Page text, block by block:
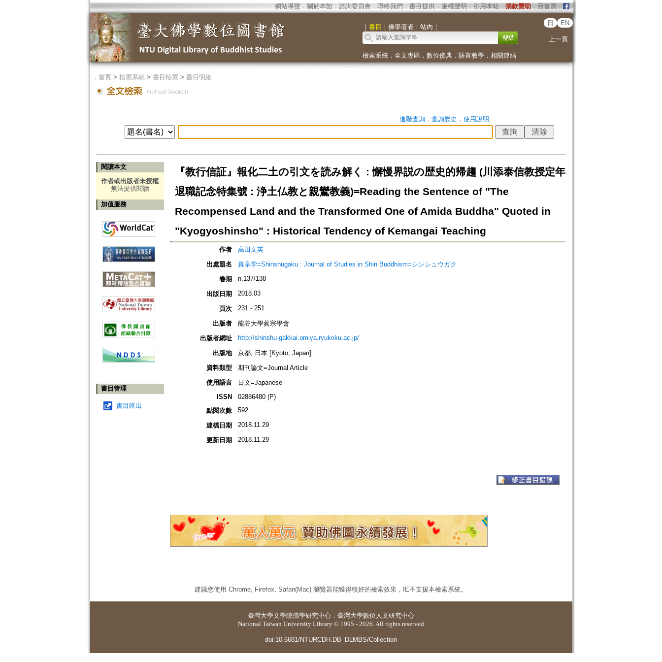
網站導覽 ． 關於本館． 諮詢委員會． 聯絡我們 ． 書目提供． 版權聲明 ． 引用本站． 捐款贊助．回首頁．
｜ 書目 ｜ 佛學著者｜ 站內 ｜
日 EN
上一頁
檢索系統． 全文專區 ． 數位佛典． 語言教學． 相關連結
． 首頁> 檢索系統> 書目檢索> 書目明細
進階查詢． 查詢歷史 ． 使用說明
閱讀本文
作者或出版者未授權
無法提供閱讀
加值服務
書目管理
書目匯出
『教行信証』報化二土の引文を読み解く : 懈慢界説の歴史的帰趨 (川添泰信教授定年
退職記念特集號 : 浄土仏教と親鸞教義)=Reading the Sentence of "The
Recompensed Land and the Transformed One of Amida Buddha" Quoted in
"Kyogyoshinsho" : Historical Tendency of Kemangai Teaching
作者
高田文英
出處題名
真宗学=Shinshugaku : Journal of Studies in Shin Buddhism=シンシュウガク
卷期
n.137/138
出版日期 2018.03
頁次 231 - 251
出版者
龍谷大學眞宗學會
出版者網址
http://shinshu-gakkai.omiya.ryukoku.ac.jp/
出版地
京都, 日本 [Kyoto, Japan]
資料類型
期刊論文=Journal Article
使用語言
日文=Japanese
ISSN
02886480 (P)
點閱次數
592
建檔日期 2018.11.29
更新日期 2018.11.29
建議您使用 Chrome, Firefox, Safari(Mac) 瀏覽器能獲得較好的檢索效果，IE不支援本檢索系統。
臺灣大學文學院佛學研究中心 ． 臺灣大學數位人文研究中心
National Taiwan University Library © 1995 - 2026. All rights reserved
doi:10.6681/NTURCDH.DB_DLMBS/Collection